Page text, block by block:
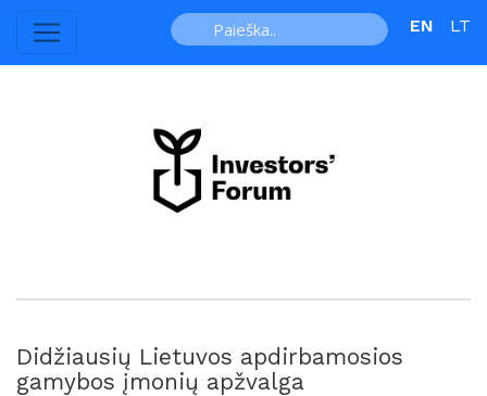
EN LT
Didžiausių Lietuvos apdirbamosios
gamybos įmonių apžvalga